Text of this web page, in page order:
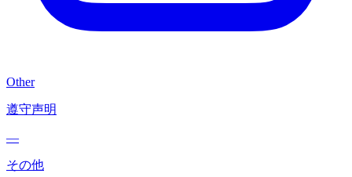
Other
遵守声明
—
その他